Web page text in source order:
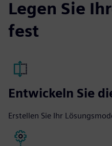
Legen Sie
fest
Entwickeln Sie
Erstellen Sie Ihr